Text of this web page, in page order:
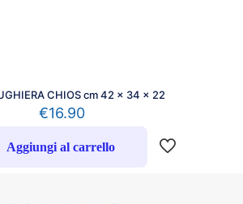
CHIOS cm 42 x 34 x 22
€16.90
Aggiungi al carrello